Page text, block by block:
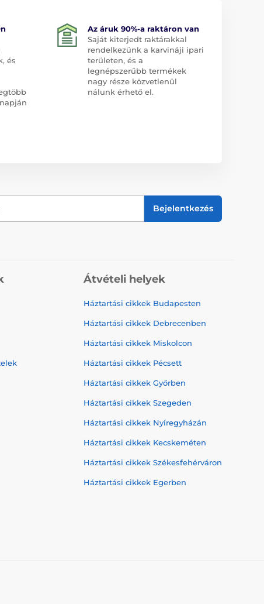
és
Az áruk 90%-a raktáron van
Saját kiterjedt raktárakkal
rendelkezünk a karvináji ipari
területen, és a
legnépszerűbb termékek
nagy része közvetlenül
nálunk érhető el.
Bejelentkezés
Átvételi helyek
Háztartási cikkek Budapesten
Háztartási cikkek Debrecenben
Háztartási cikkek Miskolcon
Háztartási cikkek Pécsett
Háztartási cikkek Győrben
Háztartási cikkek Szegeden
Háztartási cikkek Nyíregyházán
Háztartási cikkek Kecskeméten
Háztartási cikkek Székesfehérváron
Háztartási cikkek Egerben